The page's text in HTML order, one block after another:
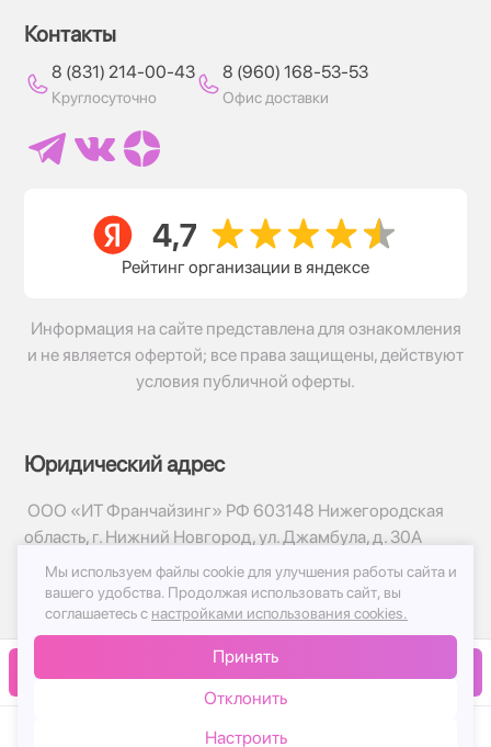
В корзину
Контакты
8 (831) 214-00-43
Круглосуточно
8 (960) 168-53-53
Офис доставки
Рейтинг организации в яндексе
Информация на сайте представлена для ознакомления
и не является офертой; все права защищены, действуют
условия публичной оферты.
Юридический адрес
ООО «ИТ Франчайзинг» РФ 603148 Нижегородская
область, г. Нижний Новгород, ул. Джамбула, д. 30А
© 2017-2026г, База Цветов 24.ру
Политика конфиденциальности
Публичная оферта
Мы используем файлы cookie для улучшения работы сайта и
вашего удобства. Продолжая использовать сайт, вы
соглашаетесь с настройками использования cookies.
Принять
Отклонить
Настроить